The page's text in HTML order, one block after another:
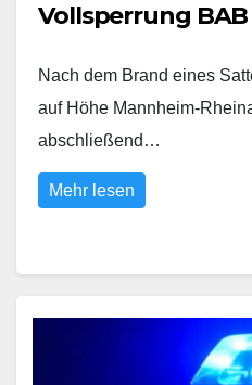
Vollsperrung BAB
Nach dem Brand eines
auf Höhe Mannheim-
abschließend…
Mehr lesen